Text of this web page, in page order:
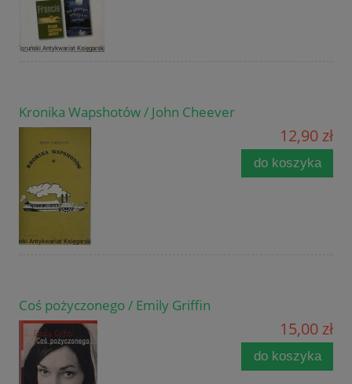
Kronika Wapshotów / John Cheever
12,90 zł
do koszyka
Coś pożyczonego / Emily Griffin
15,00 zł
do koszyka